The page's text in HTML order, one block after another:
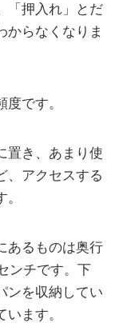
「押入れ」とだ
からなくなりま
です。
置き、あまり使
、アクセスする
あるものは奥行
ンチです。下
ンを収納してい
ます。